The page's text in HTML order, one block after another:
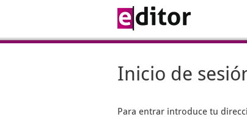
Inicio de
Para entrar introduce tu